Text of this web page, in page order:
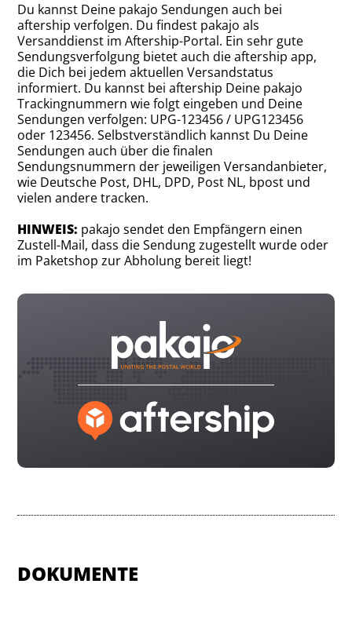
Du kannst Deine pakajo Sendungen auch bei
aftership verfolgen. Du findest pakajo als
Versanddienst im Aftership-Portal. Ein sehr gute
Sendungsverfolgung bietet auch die aftership app,
die Dich bei jedem aktuellen Versandstatus
informiert. Du kannst bei aftership Deine pakajo
Trackingnummern wie folgt eingeben und Deine
Sendungen verfolgen: UPG-123456 / UPG123456
oder 123456. Selbstverständlich kannst Du Deine
Sendungen auch über die finalen
Sendungsnummern der jeweiligen Versandanbieter,
wie Deutsche Post, DHL, DPD, Post NL, bpost und
vielen andere tracken.
HINWEIS: pakajo sendet den Empfängern einen
Zustell-Mail, dass die Sendung zugestellt wurde oder
im Paketshop zur Abholung bereit liegt!
DOKUMENTE